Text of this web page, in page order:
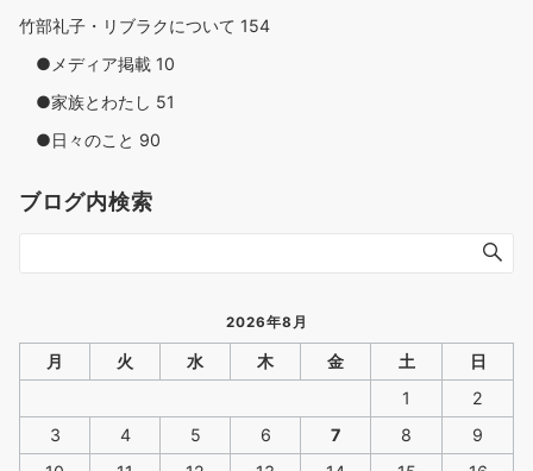
竹部礼子・リブラクについて 154
●メディア掲載 10
●家族とわたし 51
●日々のこと 90
ブログ内検索
2026年8月
月 火 水 木 金 土
日
1
2
3
4 5 6 7 8
9